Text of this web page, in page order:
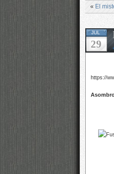
« El
JUL
29
https://